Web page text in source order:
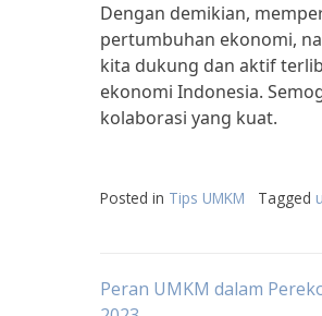
Dengan demikian,
pertumbuhan ekonomi,
kita dukung dan aktif
ekonomi Indonesia.
kolaborasi yang kuat.
Posted in Tips UMKM Tagged
Post
Peran UMKM dalam